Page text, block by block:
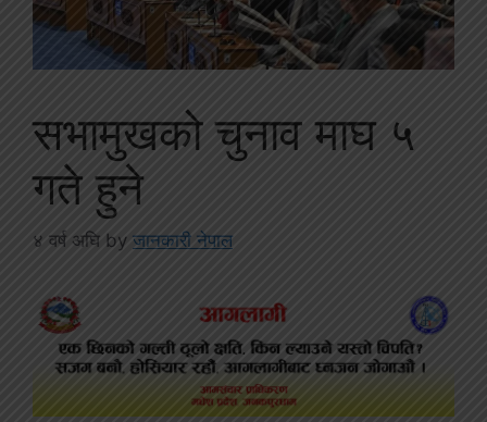
सभामुखको चुनाव माघ ५
गते हुने
४ वर्ष अघि by जानकारी नेपाल